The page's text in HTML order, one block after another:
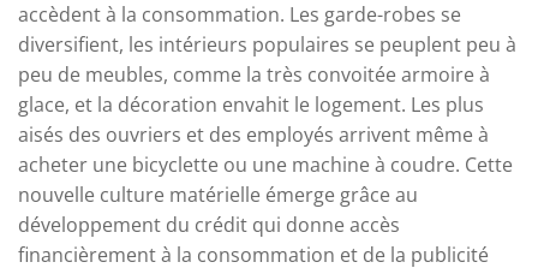
accèdent à la consommation. Les garde-robes se
diversifient, les intérieurs populaires se peuplent peu à
peu de meubles, comme la très convoitée armoire à
glace, et la décoration envahit le logement. Les plus
aisés des ouvriers et des employés arrivent même à
acheter une bicyclette ou une machine à coudre. Cette
nouvelle culture matérielle émerge grâce au
développement du crédit qui donne accès
financièrement à la consommation et de la publicité